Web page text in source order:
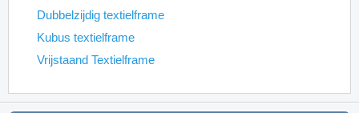
Dubbelzijdig textielframe
Kubus textielframe
Vrijstaand Textielframe